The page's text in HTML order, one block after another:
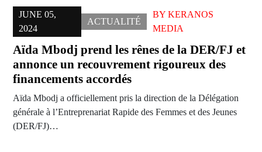
JUNE 05,
2024
ACTUALITÉ
BY KERANOS
MEDIA
Aïda Mbodj prend les rênes de la DER/FJ et
annonce un recouvrement rigoureux des
financements accordés
Aïda Mbodj a officiellement pris la direction de la Délégation
générale à l’Entreprenariat Rapide des Femmes et des Jeunes
(DER/FJ)…